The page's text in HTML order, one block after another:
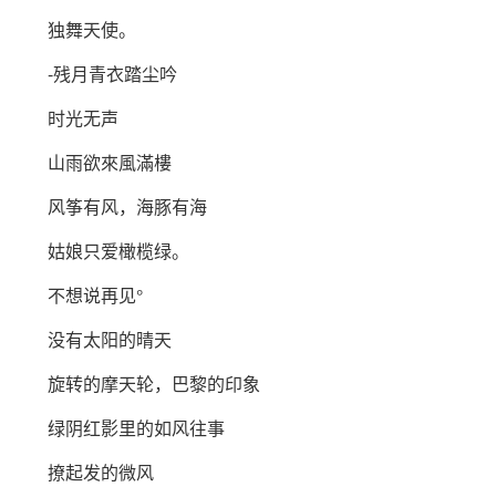
独舞天使。
-残月青衣踏尘吟
时光无声
山雨欲來風滿樓
风筝有风，海豚有海
姑娘只爱橄榄绿。
不想说再见°
没有太阳的晴天
旋转的摩天轮，巴黎的印象
绿阴红影里的如风往事
撩起发的微风